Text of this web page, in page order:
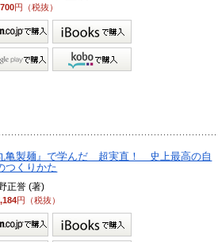
円（税抜）
亀製麺』で学んだ 超実直！ 史上最高の自
つくりかた
正誉 (著)
円（税抜）